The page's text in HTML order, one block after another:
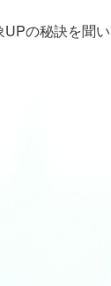
の秘訣を聞い